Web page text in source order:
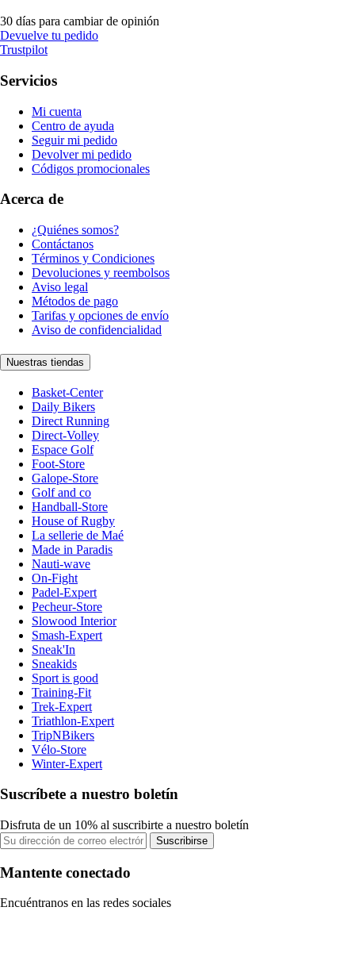
30 días para cambiar de opinión
Devuelve tu pedido
Trustpilot
Servicios
Mi cuenta
Centro de ayuda
Seguir mi pedido
Devolver mi pedido
Códigos promocionales
Acerca de
¿Quiénes somos?
Contáctanos
Términos y Condiciones
Devoluciones y reembolsos
Aviso legal
Métodos de pago
Tarifas y opciones de envío
Aviso de confidencialidad
Nuestras tiendas
Basket-Center
Daily Bikers
Direct Running
Direct-Volley
Espace Golf
Foot-Store
Galope-Store
Golf and co
Handball-Store
House of Rugby
La sellerie de Maé
Made in Paradis
Nauti-wave
On-Fight
Padel-Expert
Pecheur-Store
Slowood Interior
Smash-Expert
Sneak'In
Sneakids
Sport is good
Training-Fit
Trek-Expert
Triathlon-Expert
TripNBikers
Vélo-Store
Winter-Expert
Suscríbete a nuestro boletín
Disfruta de un 10% al suscribirte a nuestro boletín
Suscribirse
Mantente conectado
Encuéntranos en las redes sociales